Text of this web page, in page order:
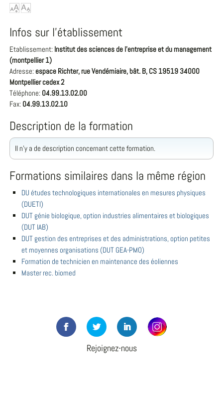
Infos sur l'établissement
Etablissement: Institut des sciences de l'entreprise et du management
(montpellier 1)
Adresse: espace Richter, rue Vendémiaire, bât. B, CS 19519 34000
Montpellier cedex 2
Téléphone: 04.99.13.02.00
Fax: 04.99.13.02.10
Description de la formation
Il n'y a de description concernant cette formation.
Formations similaires dans la même région
DU études technologiques internationales en mesures physiques
(DUETI)
DUT génie biologique, option industries alimentaires et biologiques
(DUT IAB)
DUT gestion des entreprises et des administrations, option petites
et moyennes organisations (DUT GEA-PMO)
Formation de technicien en maintenance des éoliennes
Master rec. biomed
Rejoignez-nous